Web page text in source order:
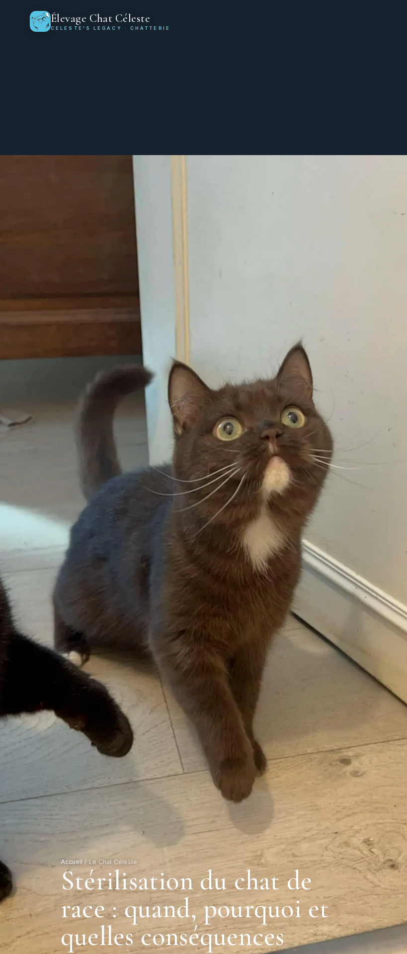
Élevage Chat Céleste
CELESTE'S LEGACY · CHATTERIE
Accueil / Le Chat Céleste
Stérilisation du chat de
race : quand, pourquoi et
quelles conséquences